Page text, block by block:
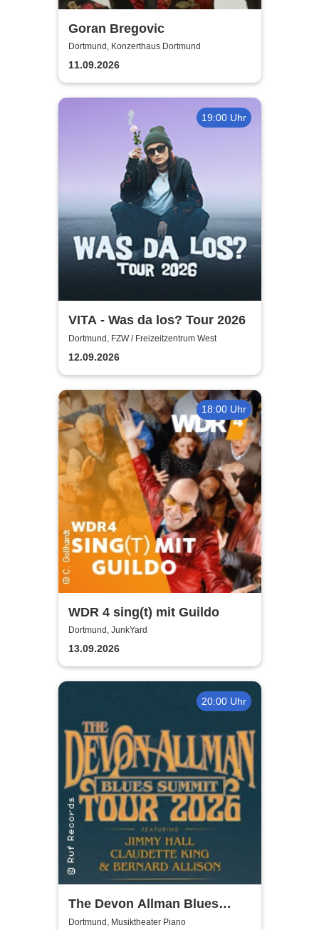
Goran Bregovic
Dortmund, Konzerthaus Dortmund
11.09.2026
19:00 Uhr
VITA - Was da los? Tour 2026
Dortmund, FZW / Freizeitzentrum West
12.09.2026
18:00 Uhr
WDR 4 sing(t) mit Guildo
Dortmund, JunkYard
13.09.2026
20:00 Uhr
The Devon Allman Blues
Summit - European Tour 2026
Dortmund, Musiktheater Piano